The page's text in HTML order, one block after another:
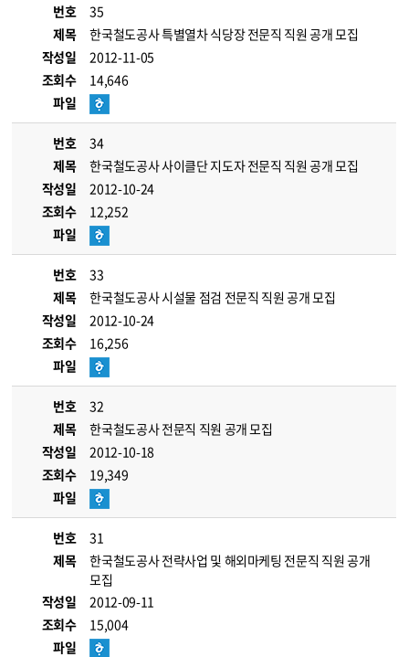
번호
35
제목
한국철도공사 특별열차 식당장 전문직 직원 공개 모집
작성일
2012-11-05
조회수
14,646
파일
번호
34
제목
한국철도공사 사이클단 지도자 전문직 직원 공개 모집
작성일
2012-10-24
조회수
12,252
파일
번호
33
제목
한국철도공사 시설물 점검 전문직 직원 공개 모집
작성일
2012-10-24
조회수
16,256
파일
번호
32
제목
한국철도공사 전문직 직원 공개 모집
작성일
2012-10-18
조회수
19,349
파일
번호
31
제목
한국철도공사 전략사업 및 해외마케팅 전문직 직원 공개
모집
작성일
2012-09-11
조회수
15,004
파일